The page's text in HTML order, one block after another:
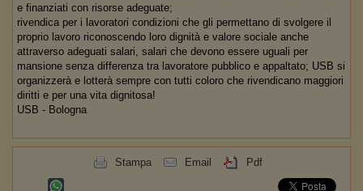
e finanziati con risorse adeguate;
rivendica per i lavoratori condizioni che gli permettano di svolgere il
proprio lavoro riconoscendo loro dignità e valore sociale anche
attraverso adeguati salari, salari che devono essere uguali per
mansione senza differenza tra lavoratore pubblico e appaltato; USB si
organizzerà e lotterà sempre con tutti coloro che rivendicano maggiori
diritti e per una vita dignitosa!
USB - Bologna
Stampa Email Pdf